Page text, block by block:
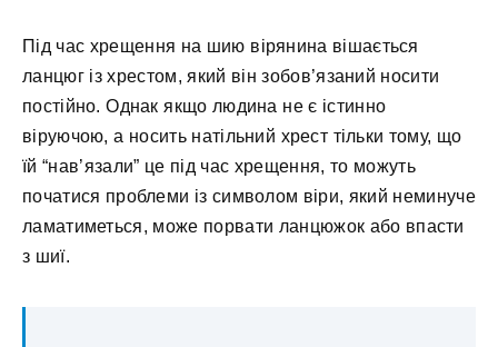
Під час хрещення на шию вірянина вішається
ланцюг із хрестом, який він зобов’язаний носити
постійно. Однак якщо людина не є істинно
віруючою, а носить натільний хрест тільки тому, що
їй “нав’язали” це під час хрещення, то можуть
початися проблеми із символом віри, який неминуче
ламатиметься, може порвати ланцюжок або впасти
з шиї.